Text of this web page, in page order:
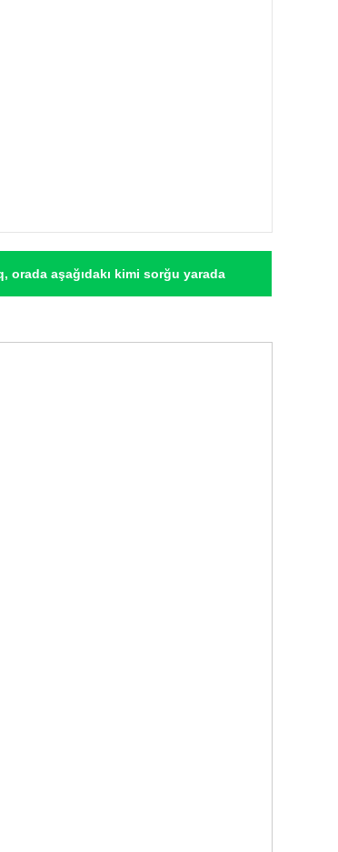
orada aşağıdakı kimi sorğu yarada
yerinə təsvirini yazmaq